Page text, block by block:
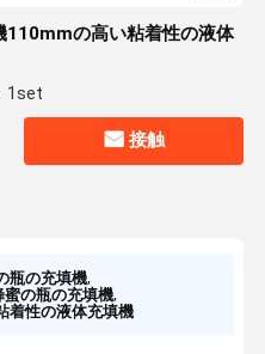
の高い粘着性の液体
1set
接触
瓶の充填機,
の瓶の充填機,
着性の液体充填機